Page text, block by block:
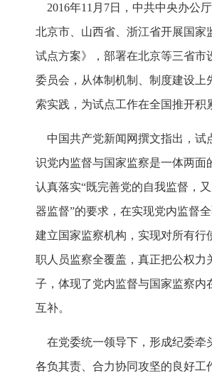
2016年11月7日，中共中央办公
北京市、山西省、浙江省开展国家
试点方案》，部署在北京等三省市
委员会，从体制机制、制度建设上
索实践，为试点工作在全国推开积
中国共产党新闻网撰文指出，试
识党内监督与国家监察是一体两面
认真落实“既完善党的自我监督，
器监督”的要求，在实现党内监督全
建立国家监察机构，实现对所有行
职人员监察全覆盖，真正把公权力
子，体现了党内监督与国家监察内
互补。
在党委统一领导下，形成纪委牵
各负其责、合力协同攻坚的良好工